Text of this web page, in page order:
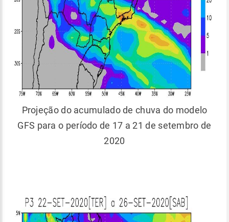
Projeção do acumulado de chuva do modelo
GFS para o período de 17 a 21 de setembro de
2020